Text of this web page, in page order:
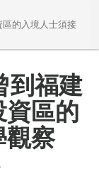
的入境人士須接
到福建
區的
觀察